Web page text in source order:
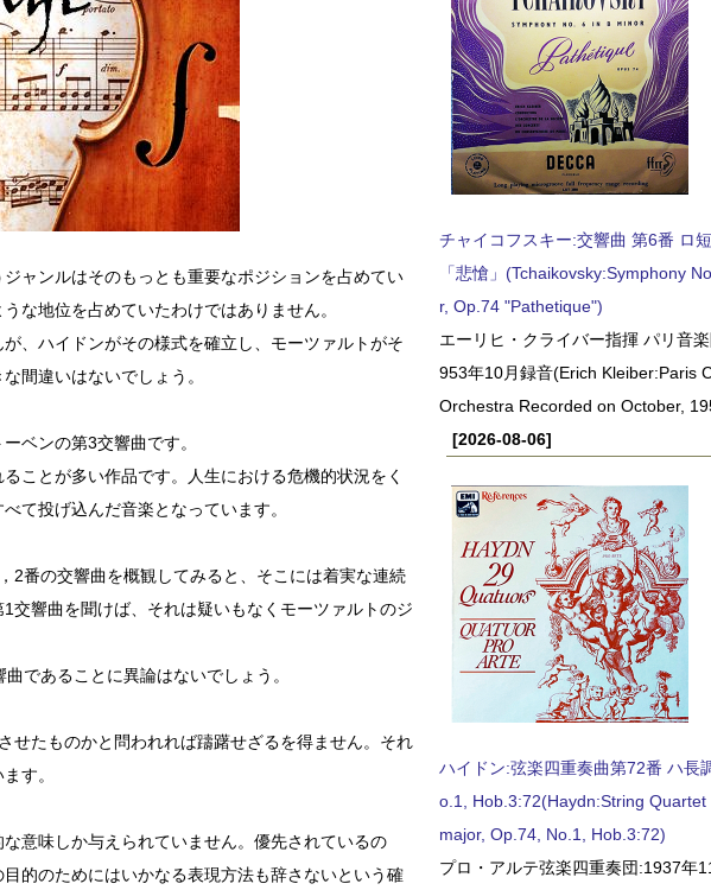
ャンルはそのもっとも重要なポジションを占めてい
な地位を占めていたわけではありません。
、ハイドンがその様式を確立し、モーツァルトがそ
間違いはないでしょう。
ベンの第3交響曲です。
ことが多い作品です。人生における危機的状況をく
て投げ込んだ音楽となっています。
番の交響曲を概観してみると、そこには着実な連続
交響曲を聞けば、それは疑いもなくモーツァルトのジ
であることに異論はないでしょう。
たものかと問われれば躊躇せざるを得ません。それ
す。
意味しか与えられていません。優先されているの
的のためにはいかなる表現方法も辞さないという確
チャイコフスキー:交響曲 第6番 ロ
「悲愴」(Tchaikovsky:Symphony
r, Op.74 "Pathetique")
エーリヒ・クライバー指揮 パリ音
953年10月録音(Erich Kleiber:Paris
Orchestra Recorded on October,
[2026-08-06]
ハイドン:弦楽四重奏曲第72番 ハ長
o.1, Hob.3:72(Haydn:String Quartet
major, Op.74, No.1, Hob.3:72)
プロ・アルテ弦楽四重奏団:1937年